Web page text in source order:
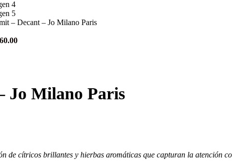
– Decant – Jo Milano Paris
Rango
$160.00
Jo Milano Paris
de cítricos brillantes y hierbas aromáticas que capturan la atención